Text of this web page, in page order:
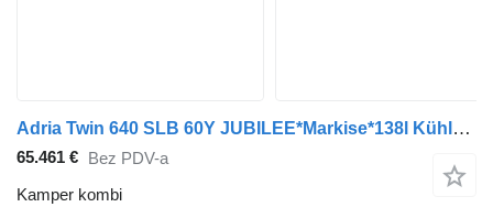
Adria Twin 640 SLB 60Y JUBILEE*Markise*138l Kühlschran
65.461 € Bez PDV-a
Kamper kombi